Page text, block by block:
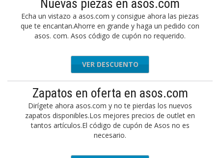
Nuevas piezas en asos.com
Echa un vistazo a asos.com y consigue ahora las piezas
que te encantan.Ahorre en grande y haga un pedido con
asos. com. Asos código de cupón no requerido.
VER DESCUENTO
Zapatos en oferta en asos.com
Dirígete ahora asos.com y no te pierdas los nuevos
zapatos disponibles.Los mejores precios de outlet en
tantos artículos.El código de cupón de Asos no es
necesario.